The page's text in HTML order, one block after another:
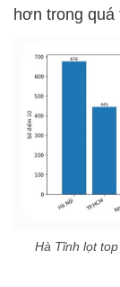
hơn trong quá
Hà Tĩnh lọt